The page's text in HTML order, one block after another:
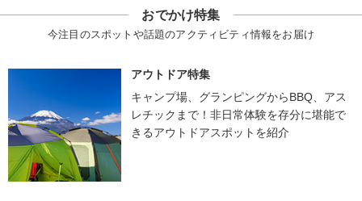
おでかけ特集
今注目のスポットや話題のアクティビティ情報をお届け
アウトドア特集
キャンプ場、グランピングからBBQ、アス
レチックまで！非日常体験を存分に堪能で
きるアウトドアスポットを紹介